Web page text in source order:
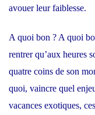
avouer leur faiblesse.
A quoi bon ? A quoi
rentrer qu’aux heures
quatre coins de son
quoi, vaincre quel
vacances exotiques,